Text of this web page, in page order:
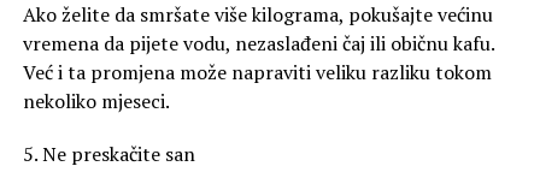
Ako želite da smršate više kilograma, pokušajte većinu
vremena da pijete vodu, nezaslađeni čaj ili običnu kafu.
Već i ta promjena može napraviti veliku razliku tokom
nekoliko mjeseci.
5. Ne preskačite san